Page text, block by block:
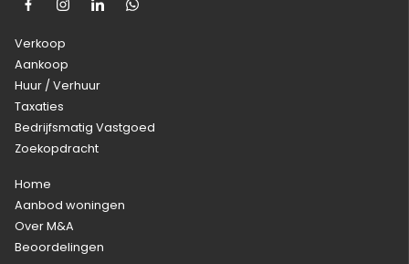
Verkoop
Aankoop
Huur / Verhuur
Taxaties
Bedrijfsmatig Vastgoed
Zoekopdracht
Home
Aanbod woningen
Over M&A
Beoordelingen